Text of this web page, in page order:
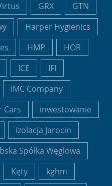
GRX
GTN
Harper Hygienics
HMP
HOR
ICE
IFI
IMC Company
Cars
inwestowanie
Izolacja Jarocin
Spółka Węglowa
Kęty
kghm